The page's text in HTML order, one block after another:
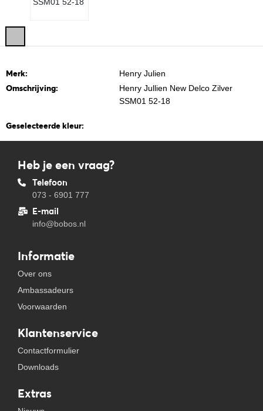
Merk: Henry Julien
Omschrijving:
Henry Jullien New Delco Zilver
SSM01 52-18
Geselecteerde kleur:
Heb je een vraag?
Telefoon
073 - 6901 777
E-mail
info@bobos.nl
Informatie
Over ons
Ambassadeurs
Voorwaarden
Klantenservice
Contactformulier
Downloads
Extras